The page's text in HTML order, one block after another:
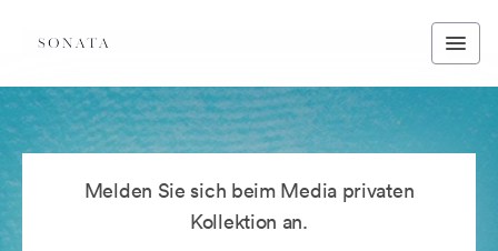
Melden Sie sich beim Media privaten
Kollektion an.